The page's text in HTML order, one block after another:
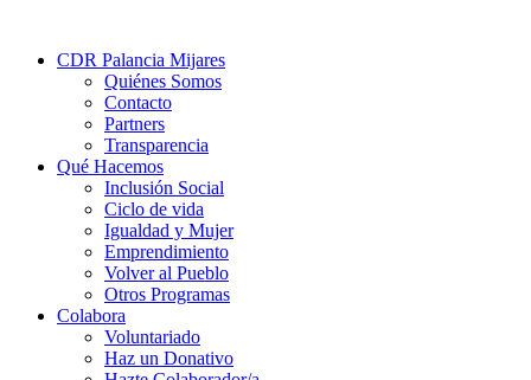
CDR Palancia Mijares
Quiénes Somos
Contacto
Partners
Transparencia
Qué Hacemos
Inclusión Social
Ciclo de vida
Igualdad y Mujer
Emprendimiento
Volver al Pueblo
Otros Programas
Colabora
Voluntariado
Haz un Donativo